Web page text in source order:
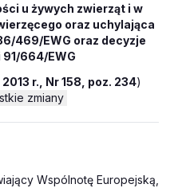
u żywych zwierząt i w
oraz uchylająca
469/EWG oraz decyzje
91/664/EWG
2013 r., Nr 158, poz. 234)
zmiany
Wspólnotę Europejską,